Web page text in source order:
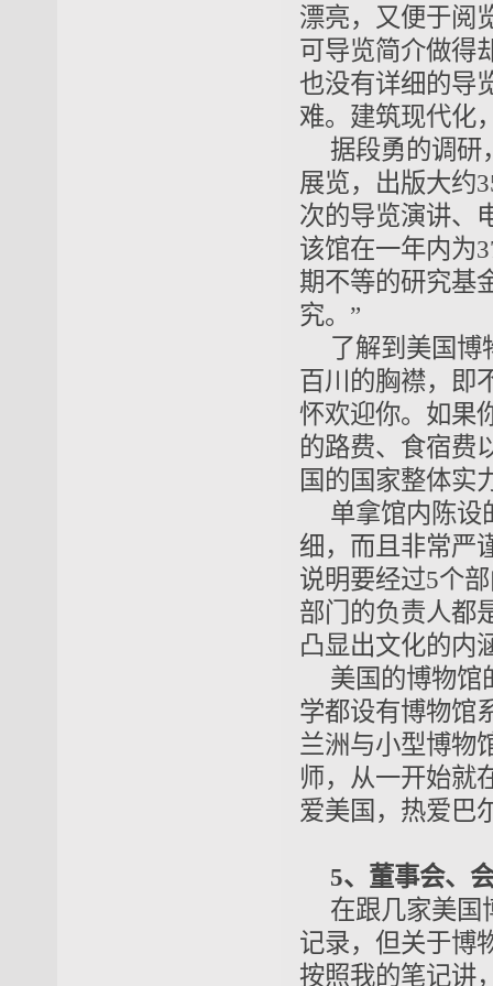
漂亮，又便于阅
可导览简介做得
也没有详细的导
难。建筑现代化
据段勇的调研
展览，出版大约
次的导览演讲、
该馆在一年内为
期不等的研究基
究。”
了解到美国博
百川的胸襟，即
怀欢迎你。如果
的路费、食宿费
国的国家整体实
单拿馆内陈设
细，而且非常严
说明要经过5个
部门的负责人都
凸显出文化的内
美国的博物馆
学都设有博物馆
兰洲与小型博物
师，从一开始就
爱美国，热爱巴
5、董事会、
在跟几家美国
记录，但关于博
按照我的笔记讲